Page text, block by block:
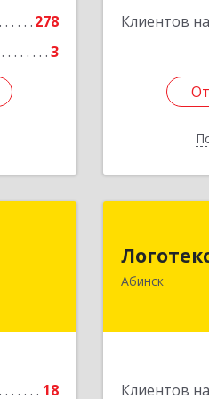
278
3
Клиентов
18
край,
Абинск
Клиентов